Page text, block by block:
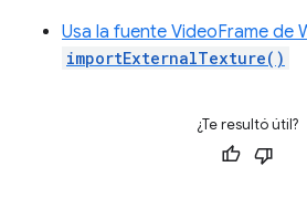
Usa la fuente VideoFrame de
importExternalTexture()
¿Te resultó útil?